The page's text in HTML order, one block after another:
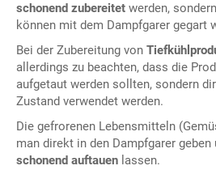
schonend zubereitet werden,
können mit dem Dampfgarer gegart
Bei der Zubereitung von
allerdings zu beachten, dass die
aufgetaut werden sollten, sondern
Zustand verwendet werden.
Die gefrorenen Lebensmitteln
man direkt in den Dampfgarer geben
schonend auftauen lassen.